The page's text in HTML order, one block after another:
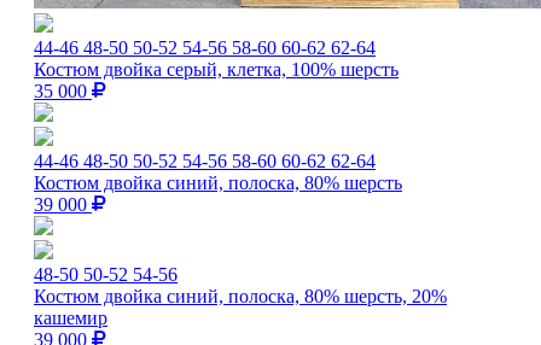
44-46 48-50 50-52 54-56 58-60 60-62 62-64
Костюм двойка серый, клетка, 100% шерсть
35 000
44-46 48-50 50-52 54-56 58-60 60-62 62-64
Костюм двойка синий, полоска, 80% шерсть
39 000
48-50 50-52 54-56
Костюм двойка синий, полоска, 80% шерсть, 20%
кашемир
39 000